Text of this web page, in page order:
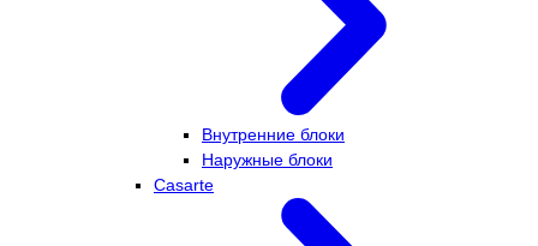
Внутренние блоки
Наружные блоки
Casarte